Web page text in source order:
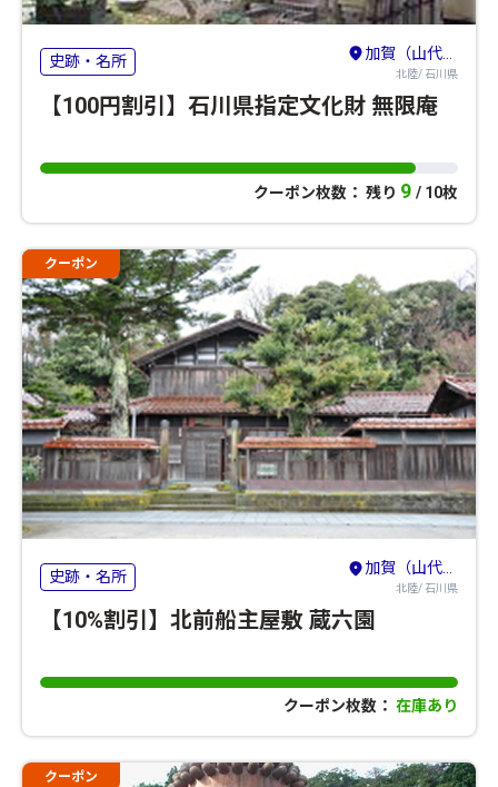
史跡・名所 加賀（山代・山中・粟津）・小松・白山
北陸/ 石川県
【100円割引】石川県指定文化財 無限庵
クーポン枚数： 残り 9 / 10枚
クーポン
史跡・名所 加賀（山代・山中・粟津）・小松・白山
北陸/ 石川県
【10%割引】北前船主屋敷 蔵六園
クーポン枚数： 在庫あり
クーポン